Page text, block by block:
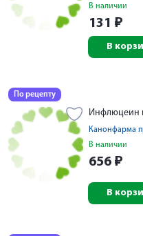
В наличии
131 ₽
В
По рецепту
Инфлюцеин
Канонфарма
В наличии
656 ₽
В